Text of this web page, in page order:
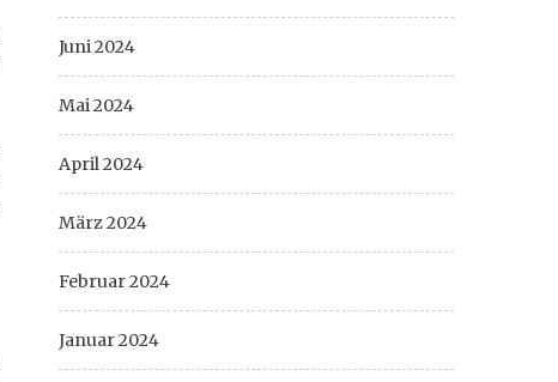
Juni 2024
Mai 2024
April 2024
März 2024
Februar 2024
Januar 2024